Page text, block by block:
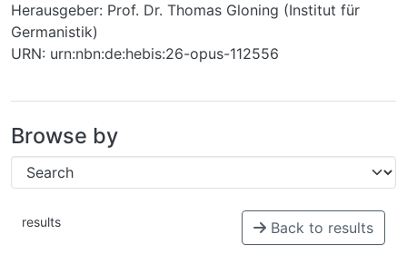
Herausgeber: Prof. Dr. Thomas Gloning (Institut für
Germanistik)
URN: urn:nbn:de:hebis:26-opus-112556
Browse by
results Back to results